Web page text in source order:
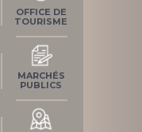
OFFICE DE
TOURISME
MARCHÉS
PUBLICS